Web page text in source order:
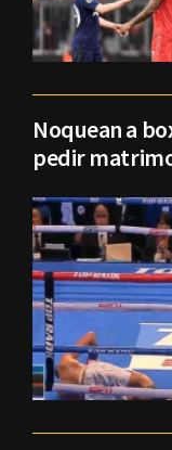
Noquean a
pedir